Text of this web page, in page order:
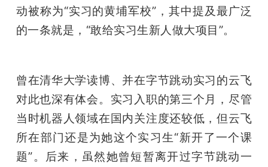
动被称为“实习的黄埔军校”，其中提及最广泛
的一条就是，“敢给实习生新人做大项目”。
曾在清华大学读博、并在字节跳动实习的云飞
对此也深有体会。实习入职的第三个月，尽管
当时机器人领域在国内关注度还较低，但云飞
所在部门还是为她这个实习生“新开了一个课
题”。后来，虽然她曾短暂离开过字节跳动一